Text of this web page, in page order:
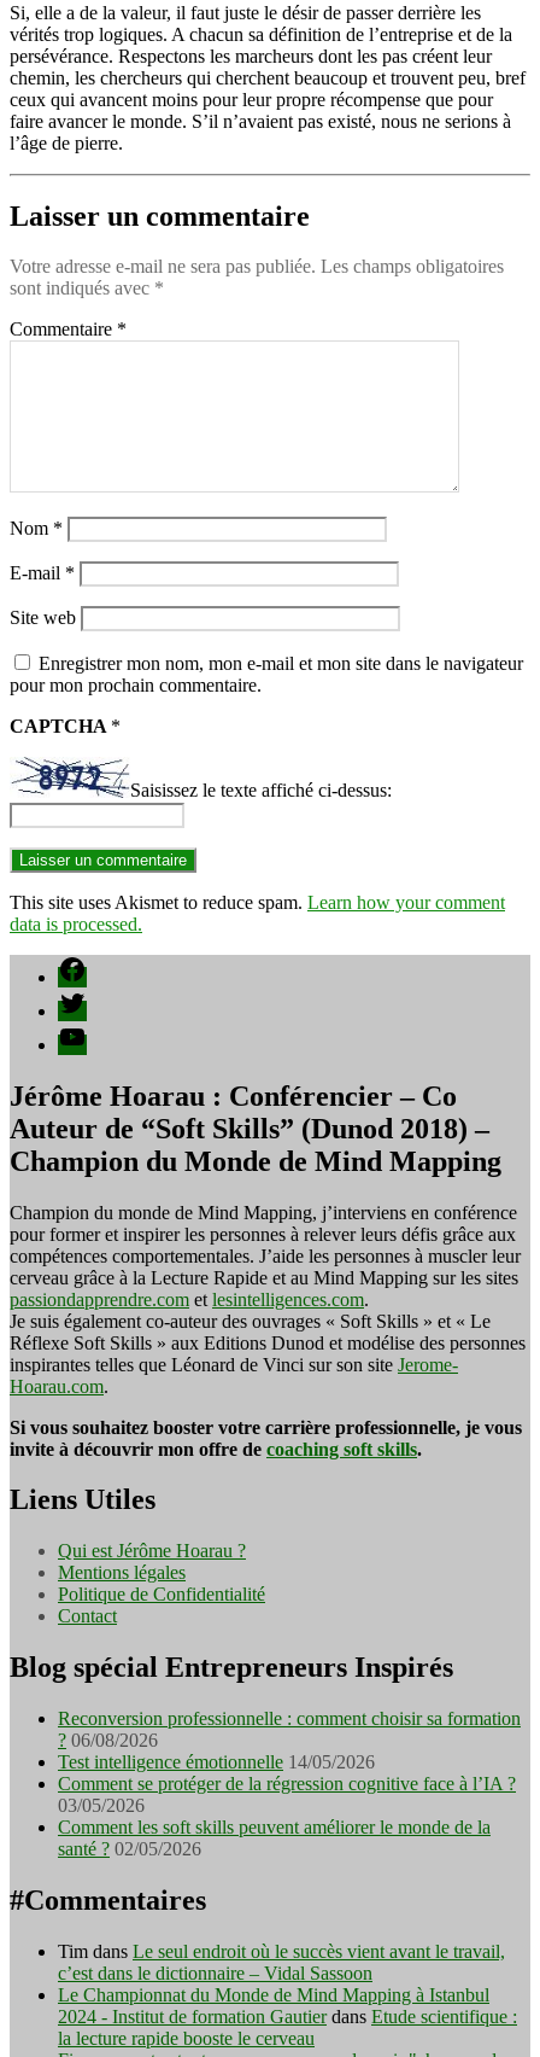
Si, elle a de la valeur, il faut juste le désir de passer derrière les
vérités trop logiques. A chacun sa définition de l’entreprise et de la
persévérance. Respectons les marcheurs dont les pas créent leur
chemin, les chercheurs qui cherchent beaucoup et trouvent peu, bref
ceux qui avancent moins pour leur propre récompense que pour
faire avancer le monde. S’il n’avaient pas existé, nous ne serions à
l’âge de pierre.
Laisser un commentaire
Votre adresse e-mail ne sera pas publiée. Les champs obligatoires
sont indiqués avec *
Commentaire *
Nom *
E-mail *
Site web
Enregistrer mon nom, mon e-mail et mon site dans le navigateur
pour mon prochain commentaire.
CAPTCHA *
Saisissez le texte affiché ci-dessus:
This site uses Akismet to reduce spam. Learn how your comment
data is processed.
Facebook
Twitter
YouTube
Jérôme Hoarau : Conférencier – Co
Auteur de “Soft Skills” (Dunod 2018) –
Champion du Monde de Mind Mapping
Champion du monde de Mind Mapping, j’interviens en conférence
pour former et inspirer les personnes à relever leurs défis grâce aux
compétences comportementales. J’aide les personnes à muscler leur
cerveau grâce à la Lecture Rapide et au Mind Mapping sur les sites
passiondapprendre.com et lesintelligences.com.
Je suis également co-auteur des ouvrages « Soft Skills » et « Le
Réflexe Soft Skills » aux Editions Dunod et modélise des personnes
inspirantes telles que Léonard de Vinci sur son site Jerome-
Hoarau.com.
Si vous souhaitez booster votre carrière professionnelle, je vous
invite à découvrir mon offre de coaching soft skills.
Liens Utiles
Qui est Jérôme Hoarau ?
Mentions légales
Politique de Confidentialité
Contact
Blog spécial Entrepreneurs Inspirés
Reconversion professionnelle : comment choisir sa formation
? 06/08/2026
Test intelligence émotionnelle 14/05/2026
Comment se protéger de la régression cognitive face à l’IA ?
03/05/2026
Comment les soft skills peuvent améliorer le monde de la
santé ? 02/05/2026
#Commentaires
Tim dans Le seul endroit où le succès vient avant le travail,
c’est dans le dictionnaire – Vidal Sassoon
Le Championnat du Monde de Mind Mapping à Istanbul
2024 - Institut de formation Gautierdans Etude scientifique :
la lecture rapide booste le cerveau